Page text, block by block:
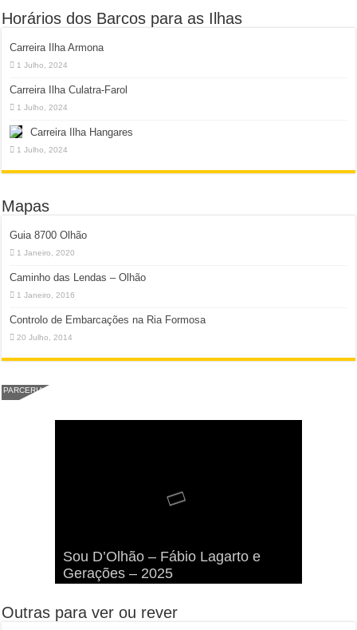
Horários dos Barcos para as Ilhas
Carreira Ilha Armona
1 Julho, 2024
Carreira Ilha Culatra-Farol
1 Julho, 2024
Carreira Ilha Hangares
1 Julho, 2024
Mapas
Guia 8700 Olhão
1 Janeiro, 2020
Caminho das Lendas – Olhão
1 Janeiro, 2016
Controlo de Embarcações na Ria Formosa
20 Julho, 2014
PARCERIA
Sou D’Olhão – Fábio Lagarto e
Gerações – 2025
Armona: Música, Comida e
Diversão à Beira-Ria!
Taphani X Benkest: Vídeo Musical
na Ilha da Armona
“Lavar a Loiça” na Ilha dos
Hangares
Quatro Dias Mais Um de Aventura e
Diversão!
Outras para ver ou rever